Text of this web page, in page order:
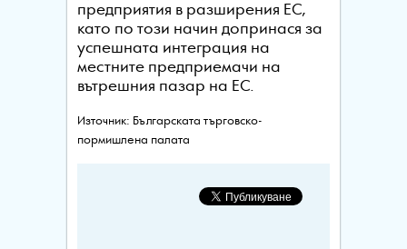
предприятия в разширения ЕС,
като по този начин допринася за
успешната интеграция на
местните предприемачи на
вътрешния пазар на ЕС.
Източник: Българската търговско-
пормишлена палата